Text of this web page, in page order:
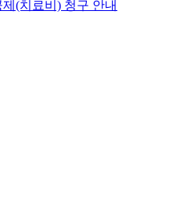
(치료비) 청구 안내